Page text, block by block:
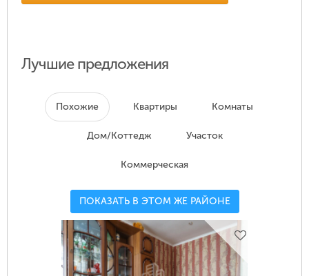
Лучшие предложения
Похожие Квартиры Комнаты
Дом/Коттедж Участок
Коммерческая
ПОКАЗАТЬ В ЭТОМ ЖЕ РАЙОНЕ